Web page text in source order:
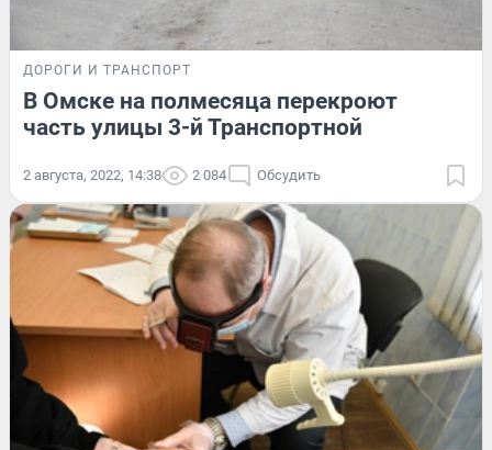
ДОРОГИ И ТРАНСПОРТ
В Омске на полмесяца перекроют
часть улицы 3-й Транспортной
2 августа, 2022, 14:38 2 084 Обсудить